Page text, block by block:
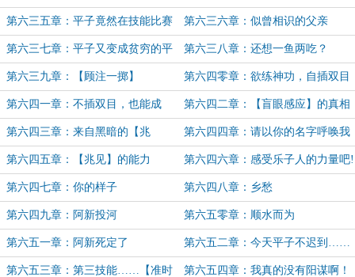
吧？
第六三五章：平子竟然在技能比赛
中输了！
第六三六章：似曾相识的父亲
第六三七章：平子又变成贫穷的平
子了！
第六三八章：还想一鱼两吃？
第六三九章：【顾注一掷】 第六四零章：欲练神功，自插双目
第六四一章：不插双目，也能成
功，晋级，【猎腐影者】！
第六四二章：【盲眼感应】的真相
是……
第六四三章：来自黑暗的【兆
见】！
第六四四章：请以你的名字呼唤我
第六四五章：【兆见】的能力 第六四六章：感受乐子人的力量吧!
第六四七章：你的样子 第六四八章：乡愁
第六四九章：阿新投河 第六五零章：顺水而为
第六五一章：阿新死定了 第六五二章：今天平子不迟到……
什么？
第六五三章：第三技能……【准时 第六五四章：我真的没有阳谋啊！